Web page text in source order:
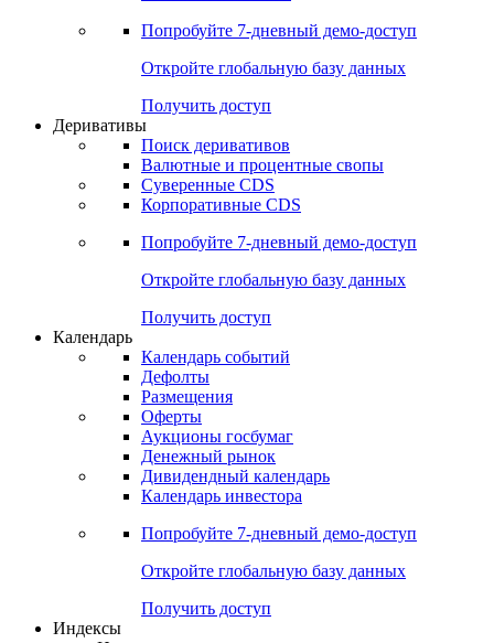
Сравнение ETF & Funds
Поиск Mutual Funds
Попробуйте7-дневный
Откройте глобальную базу данных
Получить доступ
Деривативы
Валютные и процентные свопы
Корпоративные CDS
Попробуйте7-дневный
Откройте глобальную базу данных
Получить доступ
Календарь
Календарь событий
Дефолты
Размещения
Оферты
Денежный рынок
Календарь инвестора
Попробуйте7-дневный